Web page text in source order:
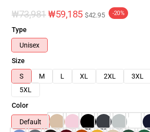
₩73,981 ₩59,185 $42.95 -20%
Type
Unisex
Size
S
M L XL 2XL 3XL
5XL
Color
Default